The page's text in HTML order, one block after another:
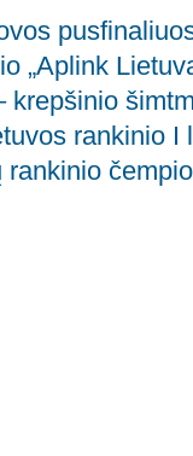
„Aplink
krepšinio
rankinio I